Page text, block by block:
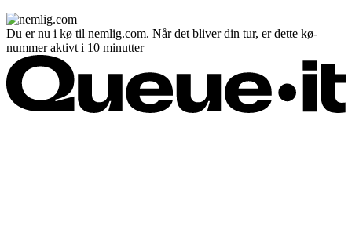
Du er nu i kø til nemlig.com. Når det bliver din tur, er dette kø-
nummer aktivt i 10 minutter